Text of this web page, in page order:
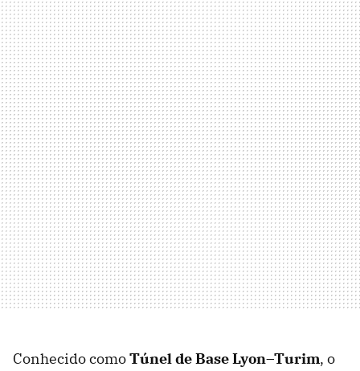
Conhecido comoTúnel de Base Lyon–Turim, o